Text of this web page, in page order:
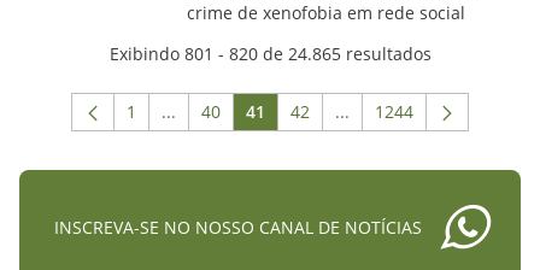
crime de xenofobia em rede social
Exibindo 801 - 820 de 24.865 resultados
Página
1 ...Páginas intermediárias Usar ABA para
Página
40 Página
41 Página
42 ...Páginas intermediárias
Página
1244
INSCREVA-SE NO NOSSO CANAL DE NOTÍCIAS